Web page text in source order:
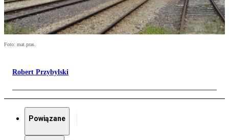
Foto: mat.pras.
Robert Przybylski
Powiązane